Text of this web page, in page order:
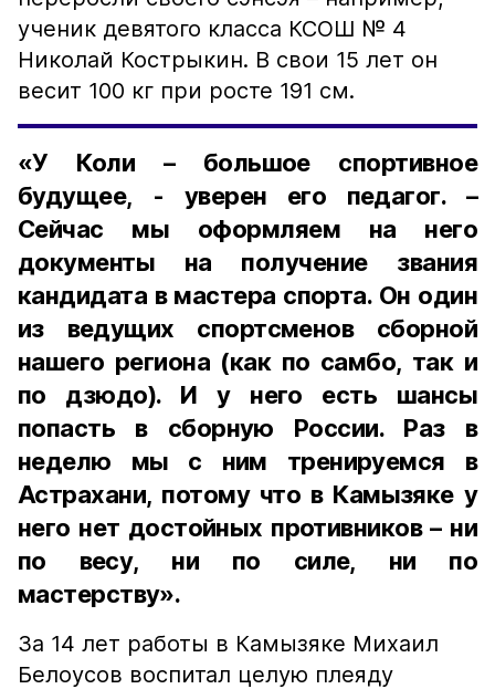
ученик девятого класса КСОШ № 4
Николай Кострыкин. В свои 15 лет он
весит 100 кг при росте 191 см.
«У Коли – большое спортивное
будущее, - уверен его педагог. –
Сейчас мы оформляем на него
документы на получение звания
кандидата в мастера спорта. Он один
из ведущих спортсменов сборной
нашего региона (как по самбо, так и
по дзюдо). И у него есть шансы
попасть в сборную России. Раз в
неделю мы с ним тренируемся в
Астрахани, потому что в Камызяке у
него нет достойных противников – ни
по весу, ни по силе, ни по
мастерству».
За 14 лет работы в Камызяке Михаил
Белоусов воспитал целую плеяду